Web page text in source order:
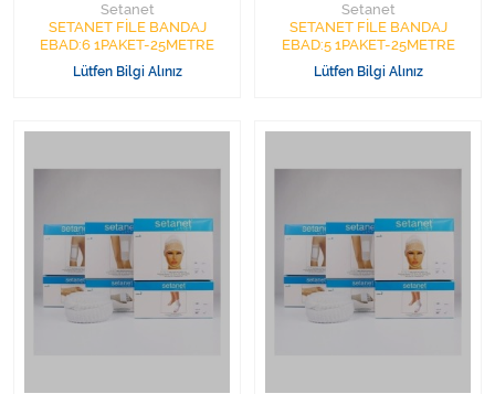
Setanet
SETANET FİLE BANDAJ
EBAD:6 1PAKET-25METRE
Lütfen Bilgi Alınız
Setanet
SETANET FİLE BANDAJ
EBAD:5 1PAKET-25METRE
Lütfen Bilgi Alınız